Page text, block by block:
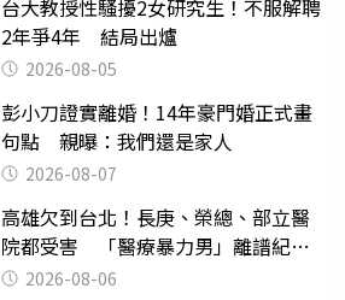
台大教授性騷擾2女研究生！不服解聘
2年爭4年 結局出爐
2026-08-05
彭小刀證實離婚！14年豪門婚正式畫
句點 親曝：我們還是家人
2026-08-07
高雄欠到台北！長庚、榮總、部立醫
院都受害 「醫療暴力男」離譜紀錄
曝光2026-08-06